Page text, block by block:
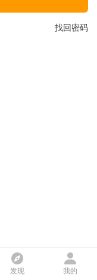
找回密码
发现 我的